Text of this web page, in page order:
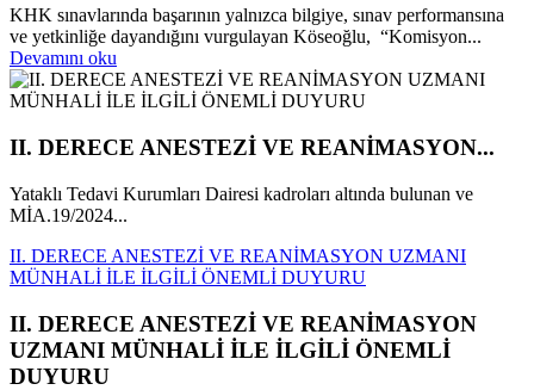
KHK sınavlarında başarının yalnızca bilgiye, sınav performansına
ve yetkinliğe dayandığını vurgulayan Köseoğlu, “Komisyon...
Devamını oku
II. DERECE ANESTEZİ VE REANİMASYON...
Yataklı Tedavi Kurumları Dairesi kadroları altında bulunan ve
MİA.19/2024...
II. DERECE ANESTEZİ VE REANİMASYON UZMANI
MÜNHALİ İLE İLGİLİ ÖNEMLİ DUYURU
II. DERECE ANESTEZİ VE REANİMASYON
UZMANI MÜNHALİ İLE İLGİLİ ÖNEMLİ
DUYURU